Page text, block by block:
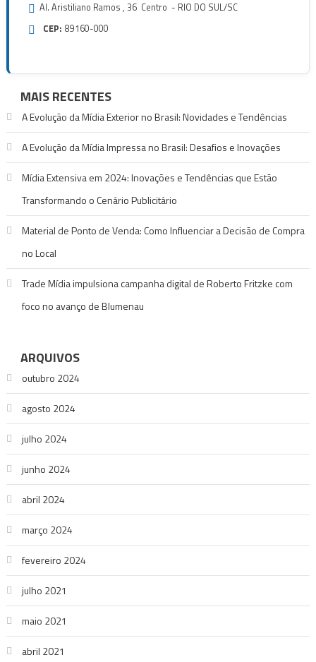
Al. Aristiliano Ramos , 36 Centro - RIO DO SUL/SC
CEP: 89160-000
MAIS RECENTES
A Evolução da Mídia Exterior no Brasil: Novidades e Tendências
A Evolução da Mídia Impressa no Brasil: Desafios e Inovações
Mídia Extensiva em 2024: Inovações e Tendências que Estão
Transformando o Cenário Publicitário
Material de Ponto de Venda: Como Influenciar a Decisão de Compra
no Local
Trade Mídia impulsiona campanha digital de Roberto Fritzke com
foco no avanço de Blumenau
ARQUIVOS
outubro 2024
agosto 2024
julho 2024
junho 2024
abril 2024
março 2024
fevereiro 2024
julho 2021
maio 2021
abril 2021